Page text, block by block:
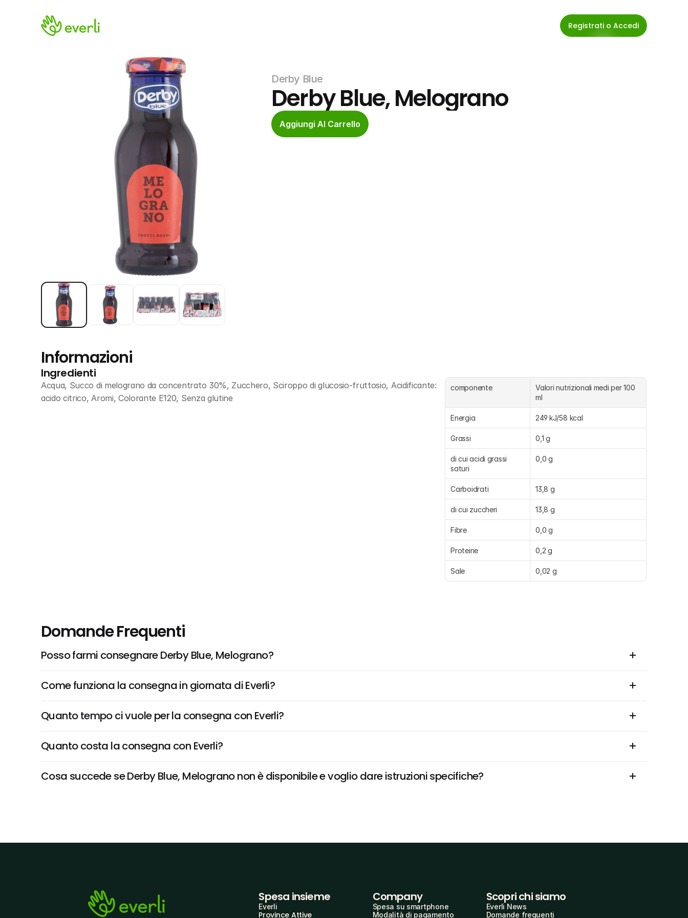
Registrati o Accedi
Derby Blue
Derby Blue, Melograno
Aggiungi Al Carrello
Informazioni
Ingredienti
Acqua, Succo di melograno da concentrato 30%, Zucchero, Sciroppo di glucosio-fruttosio, Acidificante:
acido citrico, Aromi, Colorante E120, Senza glutine
componente
Valori nutrizionali medi per 100
ml
Energia 249 kJ/58 kcal
Grassi 0,1 g
di cui acidi grassi
saturi
0,0 g
Carboidrati 13,8 g
di cui zuccheri 13,8 g
Fibre 0,0 g
Proteine 0,2 g
Sale 0,02 g
Domande Frequenti
Posso farmi consegnare Derby Blue, Melograno?
Come funziona la consegna in giornata di Everli?
Quanto tempo ci vuole per la consegna con Everli?
Quanto costa la consegna con Everli?
Cosa succede se Derby Blue, Melograno non è disponibile e voglio dare istruzioni specifiche?
Spesa insieme
Everli
Province Attive
Company
Spesa su smartphone
Modalità di pagamento
Scopri chi siamo
Everli News
Domande frequenti